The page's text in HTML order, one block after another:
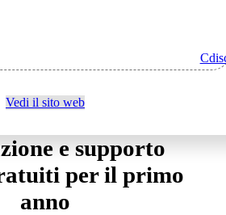
Vedi il sito web
e supporto
per il primo
anno